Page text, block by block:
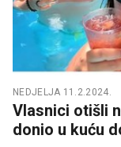
NEDJELJA 11.2.2024.
Vlasnici otišli
donio u kuću